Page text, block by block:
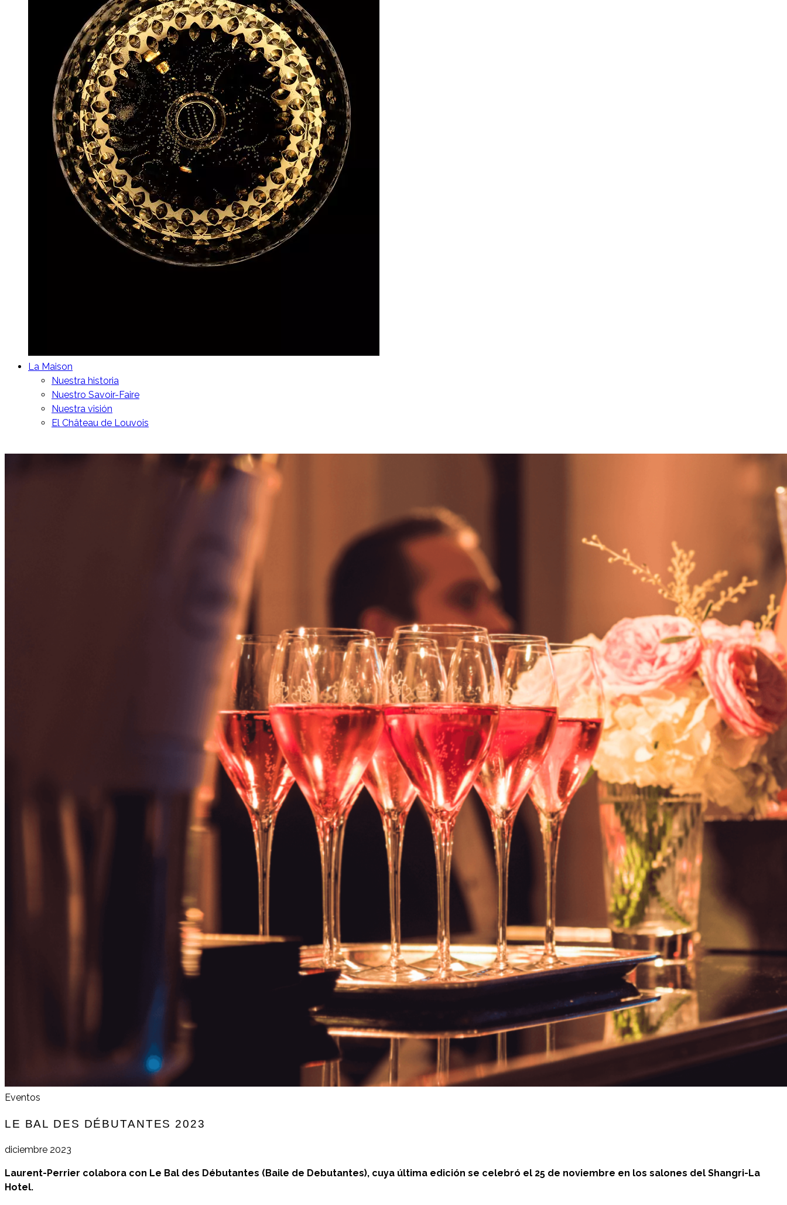
La Maison
Nuestra historia
Nuestro Savoir-Faire
Nuestra visión
El Château de Louvois
Eventos
LE BAL DES DÉBUTANTES 2023
diciembre 2023
Laurent-Perrier colabora con Le Bal des Débutantes (Baile de Debutantes), cuya última edición se celebró el 25 de noviembre en los salones del Shangri-La
Hotel.